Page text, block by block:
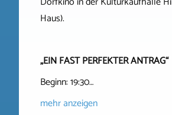
Haus).
„EIN FAST PERFEKTER ANTRAG“
Beginn: 19:30…
mehr anzeigen